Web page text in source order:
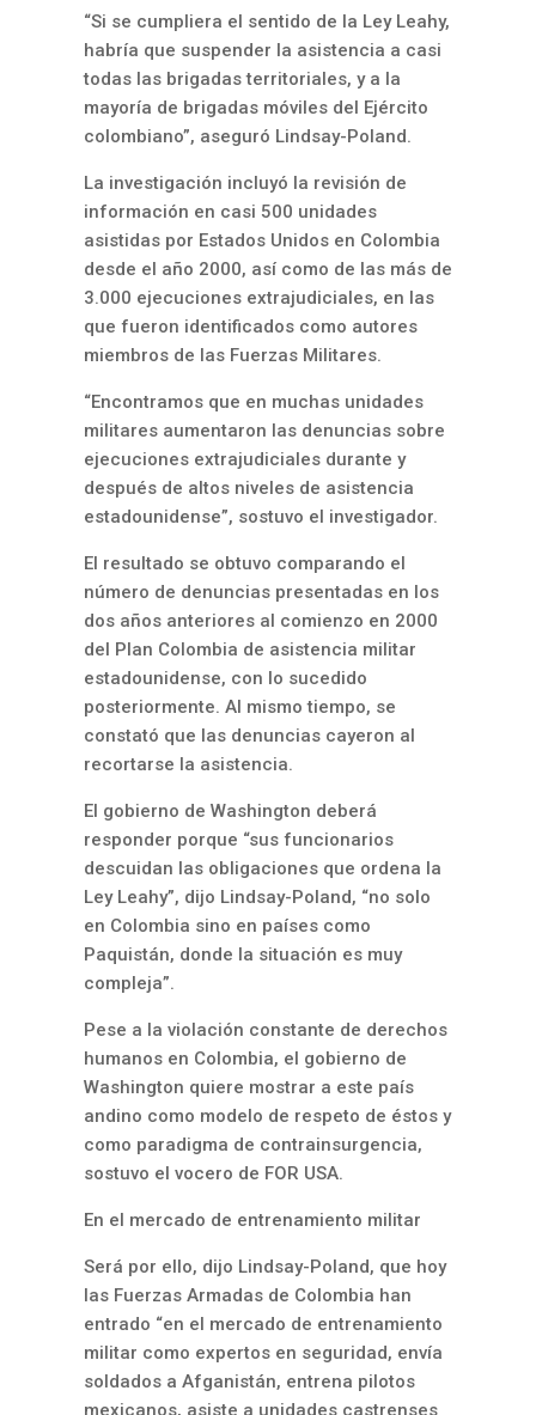
“Si se cumpliera el sentido de la Ley Leahy,
habría que suspender la asistencia a casi
todas las brigadas territoriales, y a la
mayoría de brigadas móviles del Ejército
colombiano”, aseguró Lindsay-Poland.
La investigación incluyó la revisión de
información en casi 500 unidades
asistidas por Estados Unidos en Colombia
desde el año 2000, así como de las más de
3.000 ejecuciones extrajudiciales, en las
que fueron identificados como autores
miembros de las Fuerzas Militares.
“Encontramos que en muchas unidades
militares aumentaron las denuncias sobre
ejecuciones extrajudiciales durante y
después de altos niveles de asistencia
estadounidense”, sostuvo el investigador.
El resultado se obtuvo comparando el
número de denuncias presentadas en los
dos años anteriores al comienzo en 2000
del Plan Colombia de asistencia militar
estadounidense, con lo sucedido
posteriormente. Al mismo tiempo, se
constató que las denuncias cayeron al
recortarse la asistencia.
El gobierno de Washington deberá
responder porque “sus funcionarios
descuidan las obligaciones que ordena la
Ley Leahy”, dijo Lindsay-Poland, “no solo
en Colombia sino en países como
Paquistán, donde la situación es muy
compleja”.
Pese a la violación constante de derechos
humanos en Colombia, el gobierno de
Washington quiere mostrar a este país
andino como modelo de respeto de éstos y
como paradigma de contrainsurgencia,
sostuvo el vocero de FOR USA.
En el mercado de entrenamiento militar
Será por ello, dijo Lindsay-Poland, que hoy
las Fuerzas Armadas de Colombia han
entrado “en el mercado de entrenamiento
militar como expertos en seguridad, envía
soldados a Afganistán, entrena pilotos
mexicanos, asiste a unidades castrenses